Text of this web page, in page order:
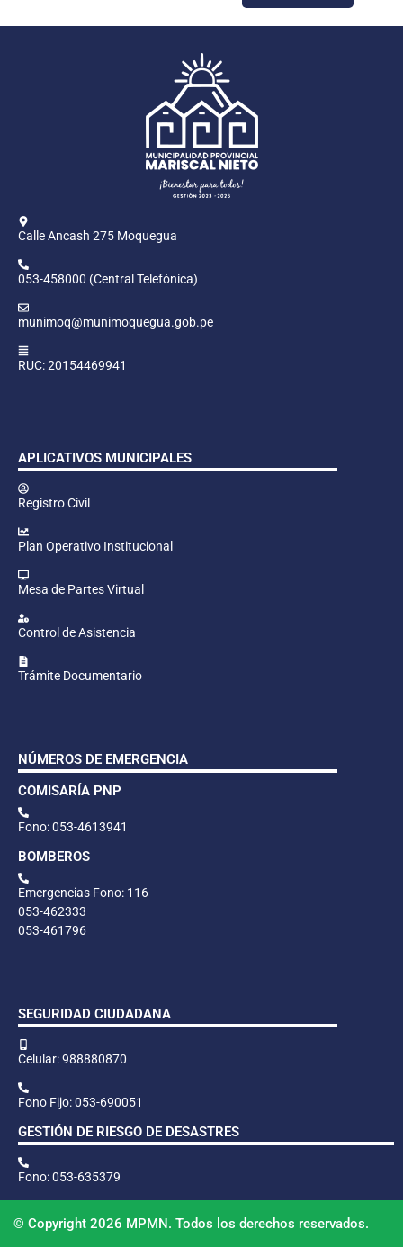
Calle Ancash 275 Moquegua
053-458000 (Central Telefónica)
munimoq@munimoquegua.gob.pe
RUC: 20154469941
APLICATIVOS MUNICIPALES
Registro Civil
Plan Operativo Institucional
Mesa de Partes Virtual
Control de Asistencia
Trámite Documentario
NÚMEROS DE EMERGENCIA
COMISARÍA PNP
Fono: 053-4613941
BOMBEROS
Emergencias Fono: 116
053-462333
053-461796
SEGURIDAD CIUDADANA
Celular: 988880870
Fono Fijo: 053-690051
GESTIÓN DE RIESGO DE DESASTRES
Fono: 053-635379
© Copyright 2026 MPMN. Todos los derechos reservados.